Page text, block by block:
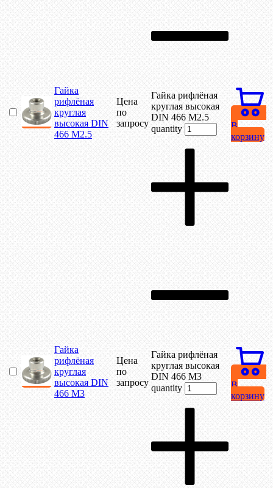
Гайка
рифлёная
круглая
высокая DIN
466 М2.5
Цена
по
запросу
Гайка рифлёная
круглая высокая
DIN 466 М2.5
quantity
В
корзину
Гайка
рифлёная
круглая
высокая DIN
466 М3
Цена
по
запросу
Гайка рифлёная
круглая высокая
DIN 466 М3
quantity
В
корзину